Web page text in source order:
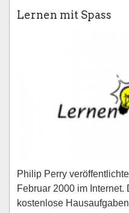
Lernen mit Spass
Philip Perry
Februar 2000 im
kostenlose